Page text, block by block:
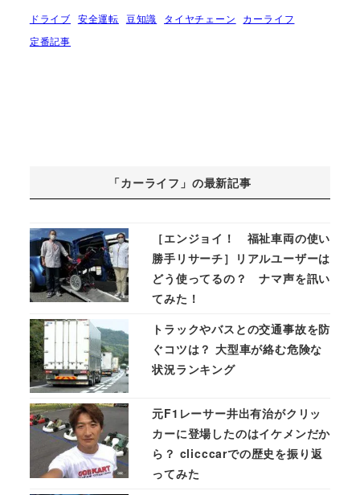
ドライブ 安全運転 豆知識 タイヤチェーン
カーライフ
定番記事
「カーライフ」の最新記事
［エンジョイ！ 福祉車両の使い
勝手リサーチ］リアルユーザーは
どう使ってるの？ ナマ声を訊い
てみた！
トラックやバスとの交通事故を防
ぐコツは？ 大型車が絡む危険な
状況ランキング
元F1レーサー井出有治がクリッ
カーに登場したのはイケメンだか
ら？ clicccarでの歴史を振り返
ってみた